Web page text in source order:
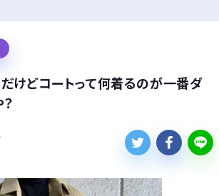
けどコートって何着るのが一番ダ